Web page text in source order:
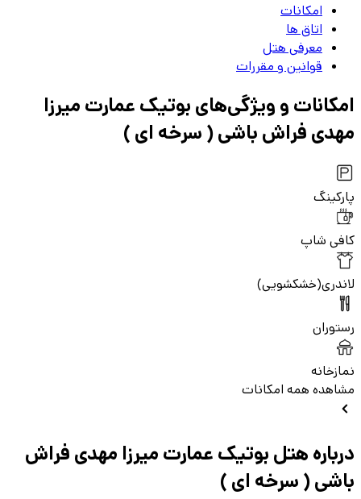
امکانات
اتاق‌ ها
معرفی هتل
قوانین و مقررات
امکانات و ویژگی‌های بوتیک عمارت میرزا
مهدی فراش باشی ( سرخه ای )
پارکینگ
کافی شاپ
لاندری(خشکشویی)
رستوران
نمازخانه
مشاهده همه امکانات
درباره هتل بوتیک عمارت میرزا مهدی فراش
باشی ( سرخه ای )